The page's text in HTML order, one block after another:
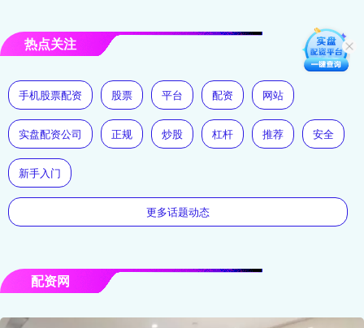
热点关注
手机股票配资 股票 平台 配资 网站
实盘配资公司 正规 炒股 杠杆 推荐 安全
新手入门
更多话题动态
配资网